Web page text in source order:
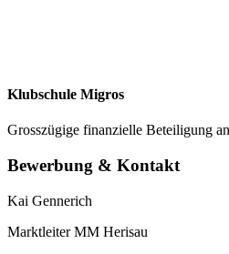
Klubschule Migros
Grosszügige finanzielle Beteiligung
Bewerbung & Kontakt
Kai Gennerich
Marktleiter MM Herisau